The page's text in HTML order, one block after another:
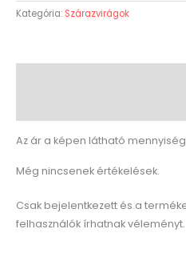
Kategória: Szárazvirágok
Az ár a képen látható
Még nincsenek értékelések.
Csak bejelentkezett és a
felhasználók írhatnak véleményt.